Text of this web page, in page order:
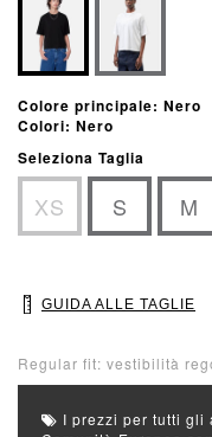
Colore principale: Nero
Colori: Nero
Seleziona Taglia
XS S M
GUIDA ALLE TAGLIE
Regular fit: vestibilità
I prezzi per tutti gli